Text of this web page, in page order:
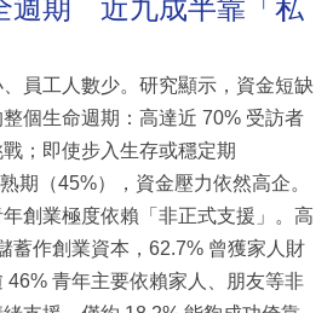
週期 近九成半靠「私
員工人數少。研究顯示，資金短缺
個生命週期：高達近 70% 受訪者
；即使步入生存或穩定期
期（45%），資金壓力依然高企。
創業極度依賴「非正式支援」。高
蓄作創業資本，62.7% 曾獲家人財
46% 青年主要依賴家人、朋友等非